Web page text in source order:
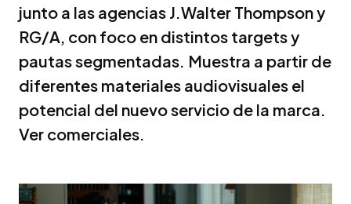
junto a las agencias J.Walter Thompson y
RG/A, con foco en distintos targets y
pautas segmentadas. Muestra a partir de
diferentes materiales audiovisuales el
potencial del nuevo servicio de la marca.
Ver comerciales.